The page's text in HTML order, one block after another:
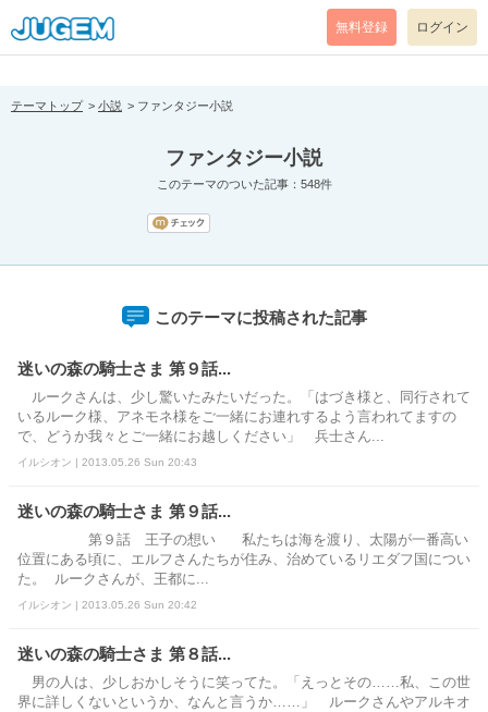
[pear_error: message="Success" code=0 mode=return level=notice
prefix="" info=""]
無料登録 ログイン
テーマトップ 小説 ファンタジー小説
ファンタジー小説
このテーマのついた記事：548件
このテーマに投稿された記事
迷いの森の騎士さま 第９話...
ルークさんは、少し驚いたみたいだった。「はづき様と、同行されて
いるルーク様、アネモネ様をご一緒にお連れするよう言われてますの
で、どうか我々とご一緒にお越しください」 兵士さん...
イルシオン | 2013.05.26 Sun 20:43
迷いの森の騎士さま 第９話...
第９話 王子の想い 私たちは海を渡り、太陽が一番高い
位置にある頃に、エルフさんたちが住み、治めているリエダフ国につい
た。 ルークさんが、王都に...
イルシオン | 2013.05.26 Sun 20:42
迷いの森の騎士さま 第８話...
男の人は、少しおかしそうに笑ってた。「えっとその……私、この世
界に詳しくないというか、なんと言うか……」 ルークさんやアルキオ